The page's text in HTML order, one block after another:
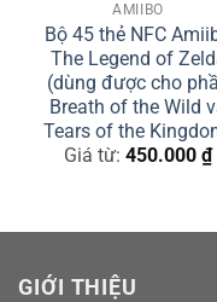
AMIIBO
Bộ 45 thẻ NFC
The Legend of
(dùng được cho
Breath of the Wild
Tears of the
Giá từ: 450.000 ₫
GIỚI THIỆU